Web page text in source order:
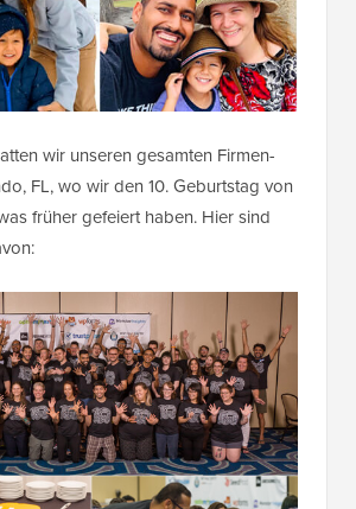
wir unseren gesamten Firmen-
FL, wo wir den 10. Geburtstag von
früher gefeiert haben. Hier sind